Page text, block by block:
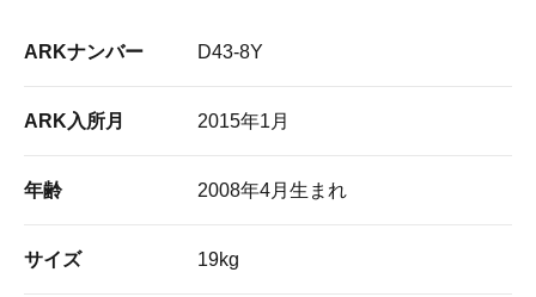
ARKナンバー D43-8Y
ARK入所月 2015年1月
年齢 2008年4月生まれ
サイズ 19kg